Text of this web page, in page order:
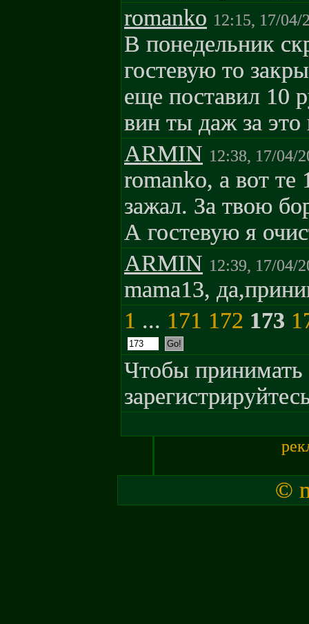
romanko 12:15, 17/04/
В понедельник
гостевую то
еще поставил 10
вин ты даж за это
ARMIN 12:38, 17/04/
romanko, а вот
зажал. За твою
А гостевую я
ARMIN 12:39, 17/04/
mama13,
1 ... 171 172 173
Чтобы принимать
©